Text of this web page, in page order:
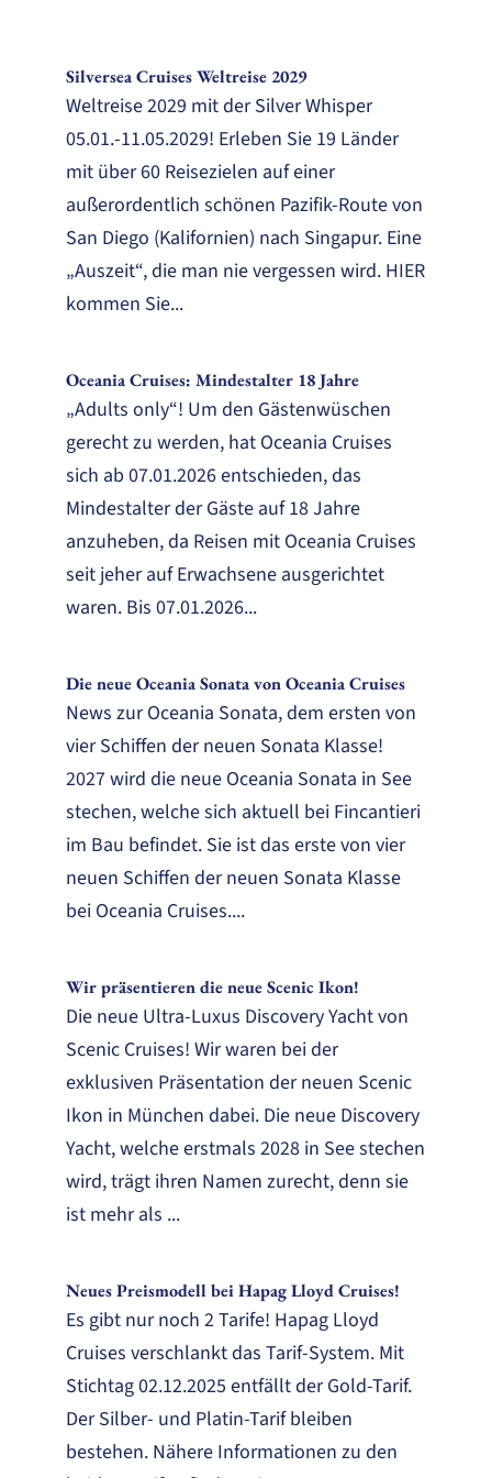
Silversea Cruises Weltreise 2029
Weltreise 2029 mit der Silver Whisper
05.01.-11.05.2029! Erleben Sie 19 Länder
mit über 60 Reisezielen auf einer
außerordentlich schönen Pazifik-Route von
San Diego (Kalifornien) nach Singapur. Eine
„Auszeit“, die man nie vergessen wird. HIER
kommen Sie...
Oceania Cruises: Mindestalter 18 Jahre
„Adults only“! Um den Gästenwüschen
gerecht zu werden, hat Oceania Cruises
sich ab 07.01.2026 entschieden, das
Mindestalter der Gäste auf 18 Jahre
anzuheben, da Reisen mit Oceania Cruises
seit jeher auf Erwachsene ausgerichtet
waren. Bis 07.01.2026...
Die neue Oceania Sonata von Oceania Cruises
News zur Oceania Sonata, dem ersten von
vier Schiffen der neuen Sonata Klasse!
2027 wird die neue Oceania Sonata in See
stechen, welche sich aktuell bei Fincantieri
im Bau befindet. Sie ist das erste von vier
neuen Schiffen der neuen Sonata Klasse
bei Oceania Cruises....
Wir präsentieren die neue Scenic Ikon!
Die neue Ultra-Luxus Discovery Yacht von
Scenic Cruises! Wir waren bei der
exklusiven Präsentation der neuen Scenic
Ikon in München dabei. Die neue Discovery
Yacht, welche erstmals 2028 in See stechen
wird, trägt ihren Namen zurecht, denn sie
ist mehr als ...
Neues Preismodell bei Hapag Lloyd Cruises!
Es gibt nur noch 2 Tarife! Hapag Lloyd
Cruises verschlankt das Tarif-System. Mit
Stichtag 02.12.2025 entfällt der Gold-Tarif.
Der Silber- und Platin-Tarif bleiben
bestehen. Nähere Informationen zu den